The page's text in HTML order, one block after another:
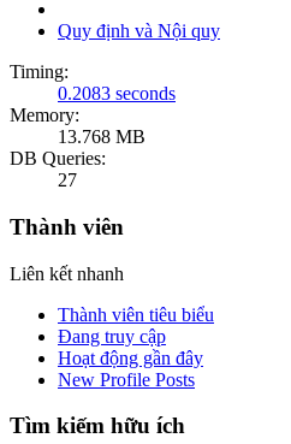
Quy định và Nội quy
Timing:
0.2083 seconds
Memory:
13.768 MB
DB Queries:
27
Thành viên
Liên kết nhanh
Thành viên tiêu biểu
Đang truy cập
Hoạt động gần đây
New Profile Posts
Tìm kiếm hữu ích